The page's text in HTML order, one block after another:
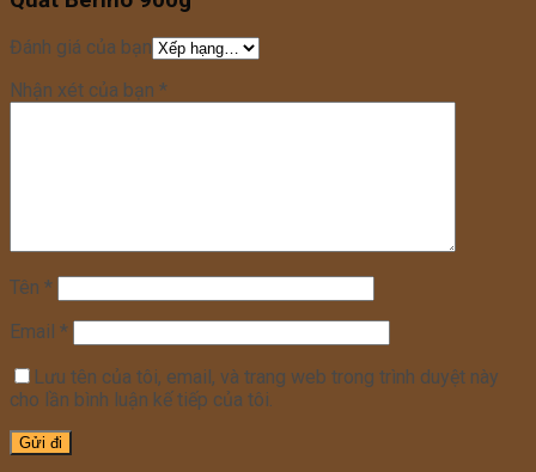
Đánh giá của bạn
Nhận xét của bạn *
Tên *
Email *
Lưu tên của tôi, email, và trang web trong trình duyệt này
cho lần bình luận kế tiếp của tôi.